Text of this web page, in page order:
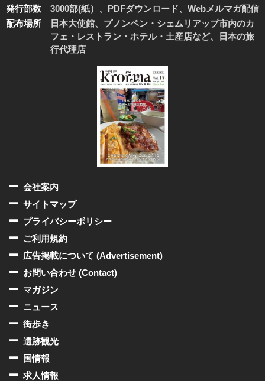
発行部数
3000部(紙）、PDFダウンロード、Webメルマガ配信
配布場所
日本大使館、プノンペン・シェムリアップ市内のカ
フェ・レストラン・ホテル・土産店など、日本の旅
行代理店
会社案内
サイトマップ
プライバシーポリシー
ご利用規約
広告掲載について (Advertisement)
お問い合わせ (Contact)
マガジン
ニュース
街歩き
遺跡観光
国情報
求人情報